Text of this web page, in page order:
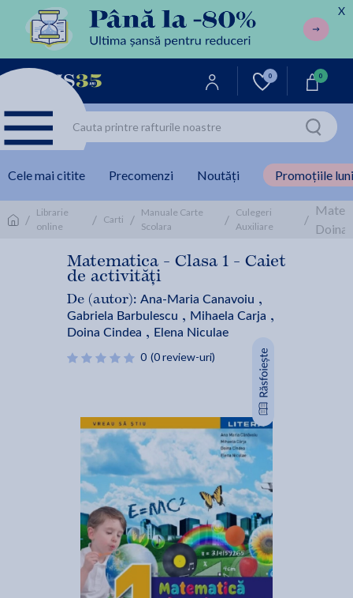
X
0 0
Cele mai citite Precomenzi Noutăți Promoțiile
/ Librarie
online
/ Carti / Manuale Carte
Scolara
/ Culegeri
Auxiliare
/
Doina
Matematica - Clasa 1 - Caiet
de activități
De (autor): Ana-Maria Canavoiu ,
Gabriela Barbulescu , Mihaela Carja ,
Doina Cindea , Elena Niculae
0 (0 review-uri)